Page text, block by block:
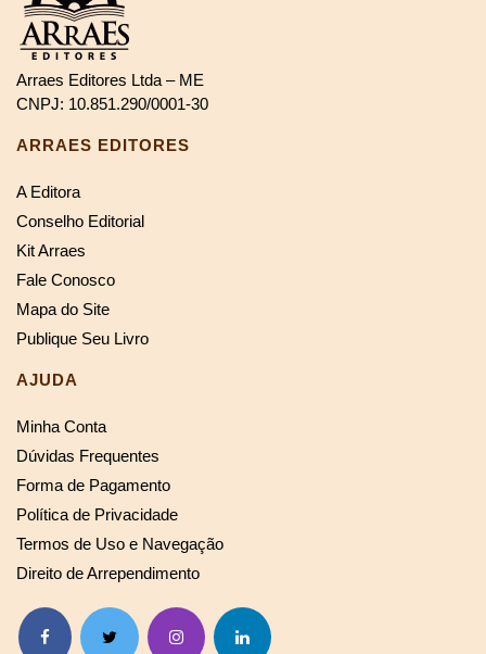
Arraes Editores Ltda – ME
CNPJ: 10.851.290/0001-30
ARRAES EDITORES
A Editora
Conselho Editorial
Kit Arraes
Fale Conosco
Mapa do Site
Publique Seu Livro
AJUDA
Minha Conta
Dúvidas Frequentes
Forma de Pagamento
Política de Privacidade
Termos de Uso e Navegação
Direito de Arrependimento